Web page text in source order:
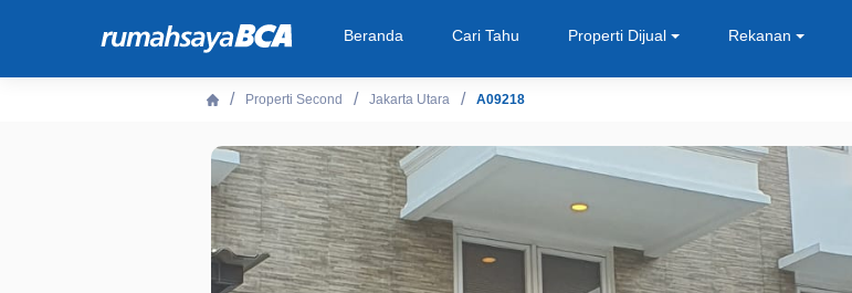
Beranda Cari Tahu Properti Dijual Rekanan
Properti Second Jakarta Utara A09218